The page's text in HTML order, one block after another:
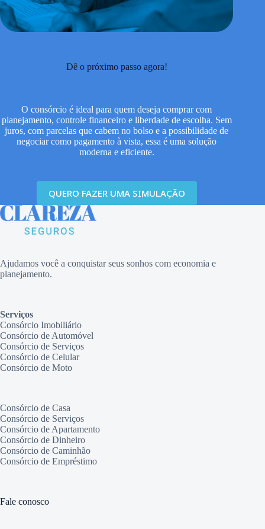
Dê o próximo passo agora!
O consórcio é ideal para quem deseja comprar com
planejamento, controle financeiro e liberdade de escolha. Sem
juros, com parcelas que cabem no bolso e a possibilidade de
negociar como pagamento à vista, essa é uma solução
moderna e eficiente.
QUERO FAZER UMA SIMULAÇÃO
Ajudamos você a conquistar seus sonhos com economia e
planejamento.
Serviços
Consórcio Imobiliário
Consórcio de Automóvel
Consórcio de Serviços
Consórcio de Celular
Consórcio de Moto
Consórcio de Casa
Consórcio de Serviços
Consórcio de Apartamento
Consórcio de Dinheiro
Consórcio de Caminhão
Consórcio de Empréstimo
Fale conosco